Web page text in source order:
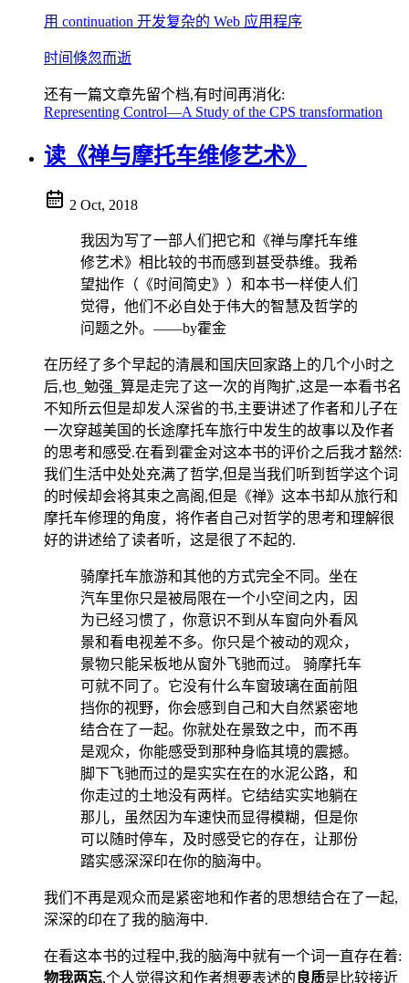
用 continuation 开发复杂的 Web 应用程序
时间倏忽而逝
还有一篇文章先留个档,有时间再消化:
Representing Control—A Study of the CPS transformation
读《禅与摩托车维修艺术》
2 Oct, 2018
我因为写了一部人们把它和《禅与摩托车维
修艺术》相比较的书而感到甚受恭维。我希
望拙作（《时间简史》）和本书一样使人们
觉得，他们不必自处于伟大的智慧及哲学的
问题之外。——by霍金
在历经了多个早起的清晨和国庆回家路上的几个小时之
后,也_勉强_算是走完了这一次的肖陶扩,这是一本看书名
不知所云但是却发人深省的书,主要讲述了作者和儿子在
一次穿越美国的长途摩托车旅行中发生的故事以及作者
的思考和感受.在看到霍金对这本书的评价之后我才豁然:
我们生活中处处充满了哲学,但是当我们听到哲学这个词
的时候却会将其束之高阁,但是《禅》这本书却从旅行和
摩托车修理的角度，将作者自己对哲学的思考和理解很
好的讲述给了读者听，这是很了不起的.
骑摩托车旅游和其他的方式完全不同。坐在
汽车里你只是被局限在一个小空间之内，因
为已经习惯了，你意识不到从车窗向外看风
景和看电视差不多。你只是个被动的观众，
景物只能呆板地从窗外飞驰而过。 骑摩托车
可就不同了。它没有什么车窗玻璃在面前阻
挡你的视野，你会感到自己和大自然紧密地
结合在了一起。你就处在景致之中，而不再
是观众，你能感受到那种身临其境的震撼。
脚下飞驰而过的是实实在在的水泥公路，和
你走过的土地没有两样。它结结实实地躺在
那儿，虽然因为车速快而显得模糊，但是你
可以随时停车，及时感受它的存在，让那份
踏实感深深印在你的脑海中。
我们不再是观众而是紧密地和作者的思想结合在了一起,
深深的印在了我的脑海中.
在看这本书的过程中,我的脑海中就有一个词一直存在着:
物我两忘,个人觉得这和作者想要表述的 良质是比较接近